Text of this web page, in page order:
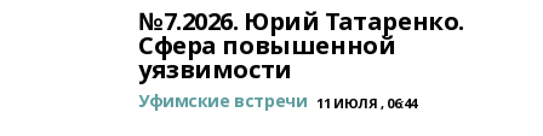
№7.2026. Юрий Татаренко.
Сфера повышенной
уязвимости
Уфимские встречи 11 ИЮЛЯ , 06:44